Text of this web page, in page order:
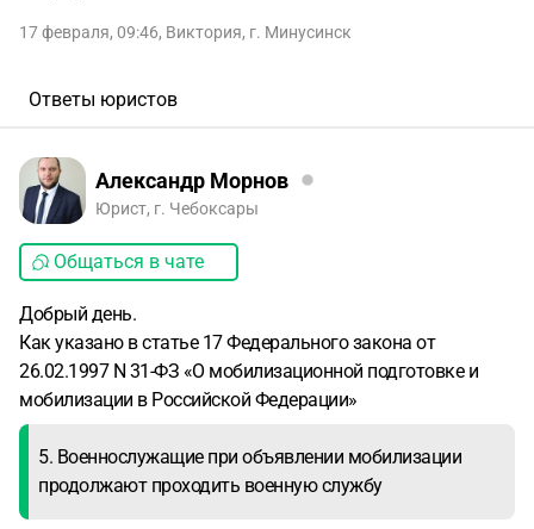
17 февраля, 09:46, Виктория, г. Минусинск
Ответы юристов
Александр Морнов
Юрист, г. Чебоксары
Общаться в чате
Добрый день.
Как указано в статье 17 Федерального закона от
26.02.1997 N 31-ФЗ «О мобилизационной подготовке и
мобилизации в Российской Федерации»
5. Военнослужащие при объявлении мобилизации
продолжают проходить военную службу